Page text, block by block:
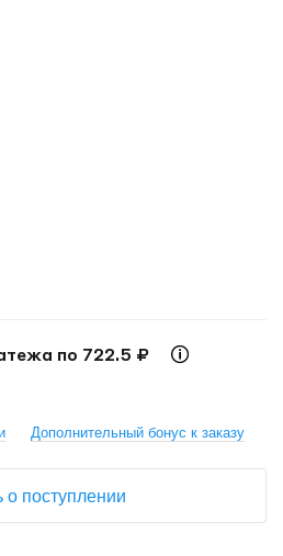
по 722.5 ₽
Дополнительный бонус к заказу
о поступлении